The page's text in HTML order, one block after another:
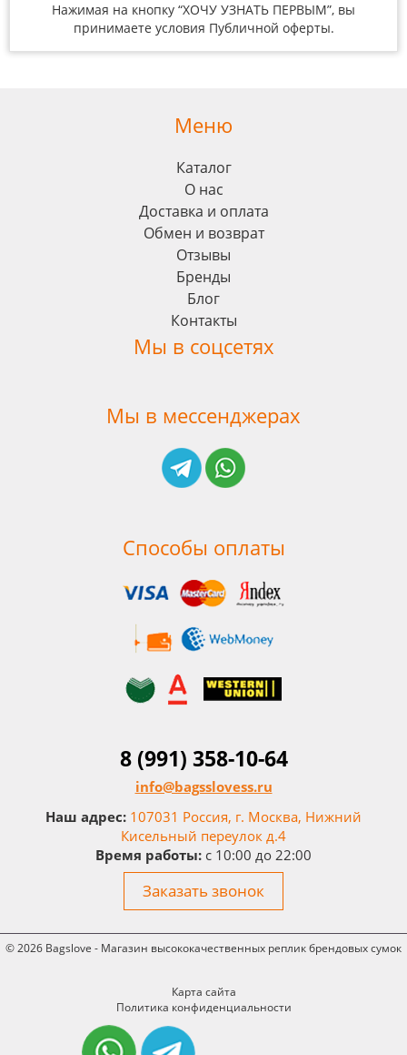
Нажимая на кнопку “ХОЧУ УЗНАТЬ ПЕРВЫМ”, вы
принимаете условия Публичной оферты.
Меню
Каталог
О нас
Доставка и оплата
Обмен и возврат
Отзывы
Бренды
Блог
Контакты
Мы в соцсетях
Мы в мессенджерах
Способы оплаты
8 (991) 358-10-64
info@bagsslovess.ru
Наш адрес: 107031 Россия, г. Москва, Нижний
Кисельный переулок д.4
Время работы: c 10:00 до 22:00
Заказать звонок
© 2026 Bagslove - Магазин высококачественных реплик брендовых сумок
Карта сайта
Политика конфиденциальности